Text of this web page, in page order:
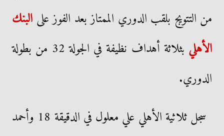
من التتويج بلقب الدوري الممتاز بعد الفوز على البنك
الأهلي
بثلاثة أهداف نظيفة في الجولة 32 من بطولة
الدوري.
سجل ثلاثية الأهلي علي معلول في الدقيقة 18 وأحمد